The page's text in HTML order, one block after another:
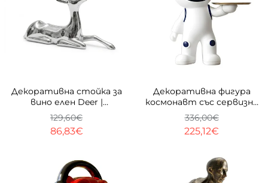
Декоративна стойка за
вино елен Deer |
Огледална | 40cm
86,83€
129,60€
Декоративна фигура
космонавт със сервизна
табла Astronaut | 75 см
225,12€
336,00€